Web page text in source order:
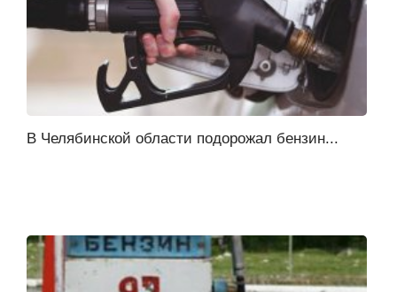
В Челябинской области подорожал бензин...